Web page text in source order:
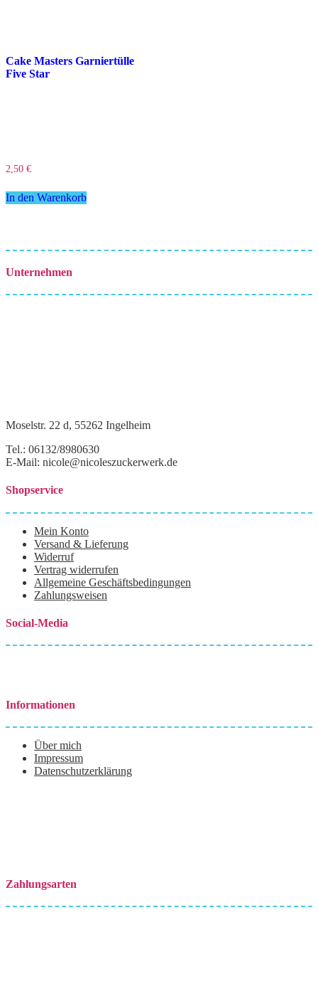
Cake Masters Garniertülle
Five Star
2,50 €
In den Warenkorb
Unternehmen
Moselstr. 22 d, 55262 Ingelheim
Tel.: 06132/8980630
E-Mail: nicole@nicoleszuckerwerk.de
Shopservice
Mein Konto
Versand & Lieferung
Widerruf
Vertrag widerrufen
Allgemeine Geschäftsbedingungen
Zahlungsweisen
Social-Media
Informationen
Über mich
Impressum
Datenschutzerklärung
Zahlungsarten